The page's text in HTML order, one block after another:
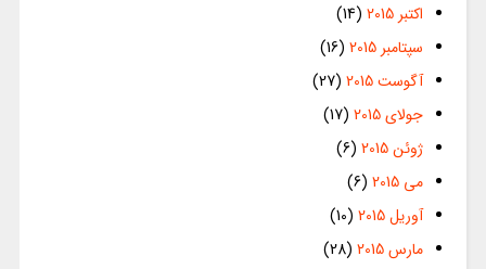
اکتبر 2015
(14)
سپتامبر 2015
(16)
آگوست 2015
(27)
جولای 2015
(17)
ژوئن 2015
(6)
می 2015
(6)
آوریل 2015
(10)
مارس 2015
(28)